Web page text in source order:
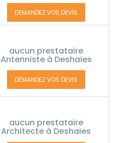
DEMANDEZ VOS DEVIS
aucun prestataire
Antenniste à Deshaies
DEMANDEZ VOS DEVIS
aucun prestataire
Architecte à Deshaies